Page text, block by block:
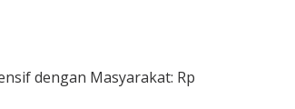
dengan Masyarakat: Rp